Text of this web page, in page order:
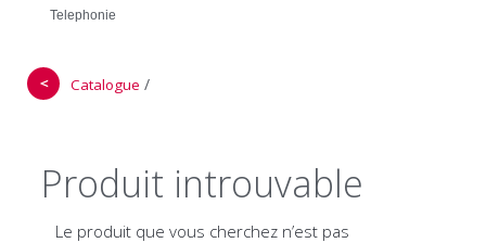
Telephonie
＜ Catalogue /
Produit introuvable
Le produit que vous cherchez n’est pas